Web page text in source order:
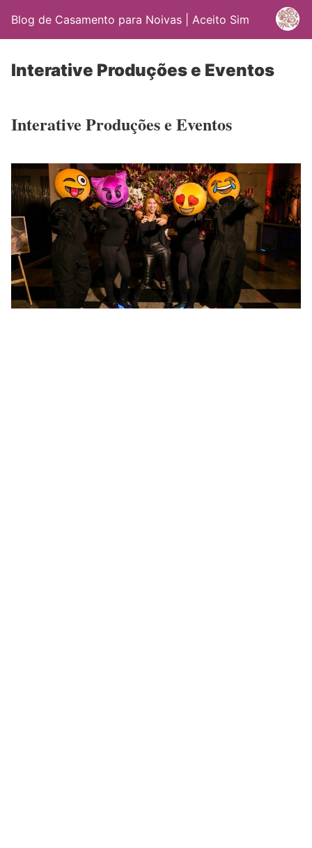
Blog de Casamento para Noivas | Aceito Sim
Interative Produções e Eventos
Interative Produções e Eventos